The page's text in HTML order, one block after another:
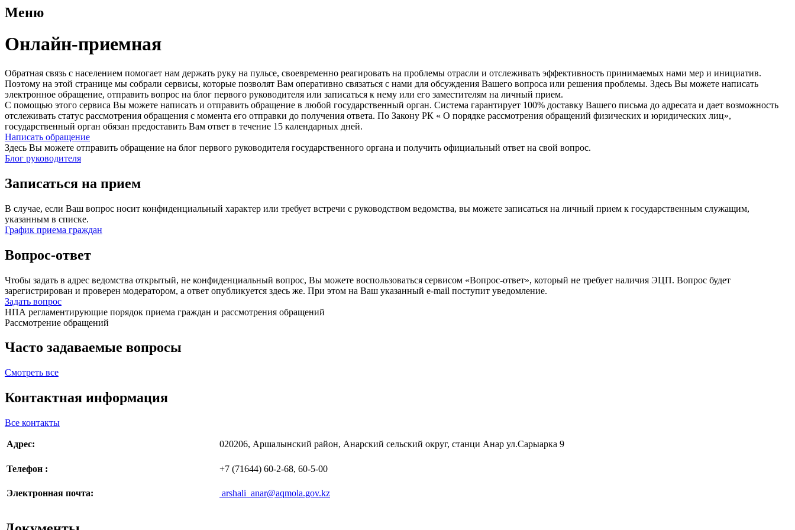
Меню
Онлайн-приемная
Обратная связь с населением помогает нам держать руку на пульсе, своевременно реагировать на проблемы отрасли и отслеживать эффективность принимаемых нами мер и инициатив.
Поэтому на этой странице мы собрали сервисы, которые позволят Вам оперативно связаться с нами для обсуждения Вашего вопроса или решения проблемы. Здесь Вы можете написать
электронное обращение, отправить вопрос на блог первого руководителя или записаться к нему или его заместителям на личный прием.
С помощью этого сервиса Вы можете написать и отправить обращение в любой государственный орган. Система гарантирует 100% доставку Вашего письма до адресата и дает возможность
отслеживать статус рассмотрения обращения с момента его отправки до получения ответа. По Закону РК « О порядке рассмотрения обращений физических и юридических лиц»,
государственный орган обязан предоставить Вам ответ в течение 15 календарных дней.
Написать обращение
Здесь Вы можете отправить обращение на блог первого руководителя государственного органа и получить официальный ответ на свой вопрос.
Блог руководителя
Записаться на прием
В случае, если Ваш вопрос носит конфиденциальный характер или требует встречи с руководством ведомства, вы можете записаться на личный прием к государственным служащим,
указанным в списке.
График приема граждан
Вопрос-ответ
Чтобы задать в адрес ведомства открытый, не конфиденциальный вопрос, Вы можете воспользоваться сервисом «Вопрос-ответ», который не требует наличия ЭЦП. Вопрос будет
зарегистрирован и проверен модератором, а ответ опубликуется здесь же. При этом на Ваш указанный e-mail поступит уведомление.
Задать вопрос
НПА регламентирующие порядок приема граждан и рассмотрения обращений
Рассмотрение обращений
Часто задаваемые вопросы
Смотреть все
Контактная информация
Все контакты
Адрес: 020206, Аршалынский район, Анарский сельский округ, станци Анар ул.Сарыарка 9
Телефон : +7 (71644) 60-2-68, 60-5-00
Электронная почта: arshali_anar@aqmola.gov.kz